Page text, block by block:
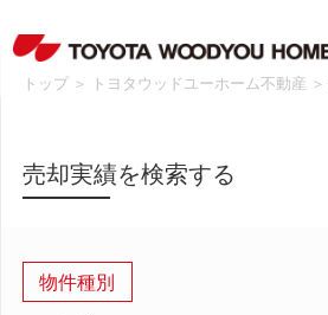
トップ ＞ トヨタウッドユーホーム不動産 ＞
売却実績を検索する
物件種別